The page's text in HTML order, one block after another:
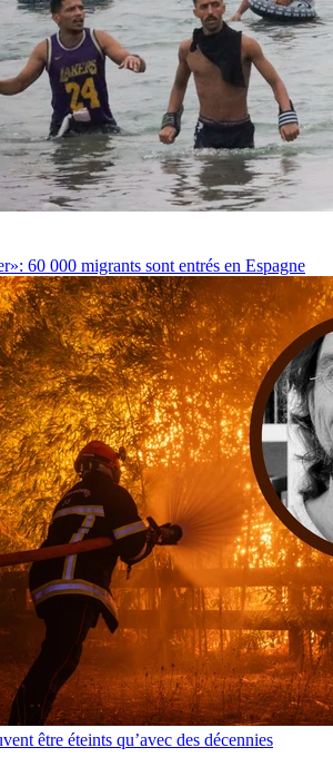
60 000 migrants sont entrés en Espagne
être éteints qu’avec des décennies